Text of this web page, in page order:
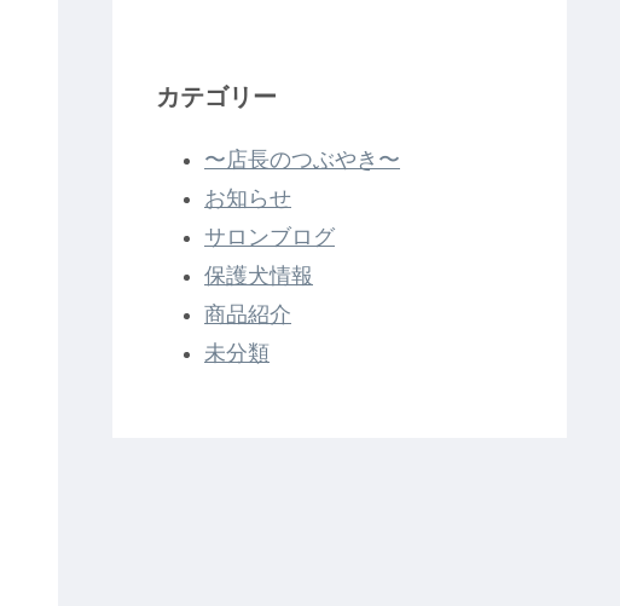
カテゴリー
〜店長のつぶやき〜
お知らせ
サロンブログ
保護犬情報
商品紹介
未分類